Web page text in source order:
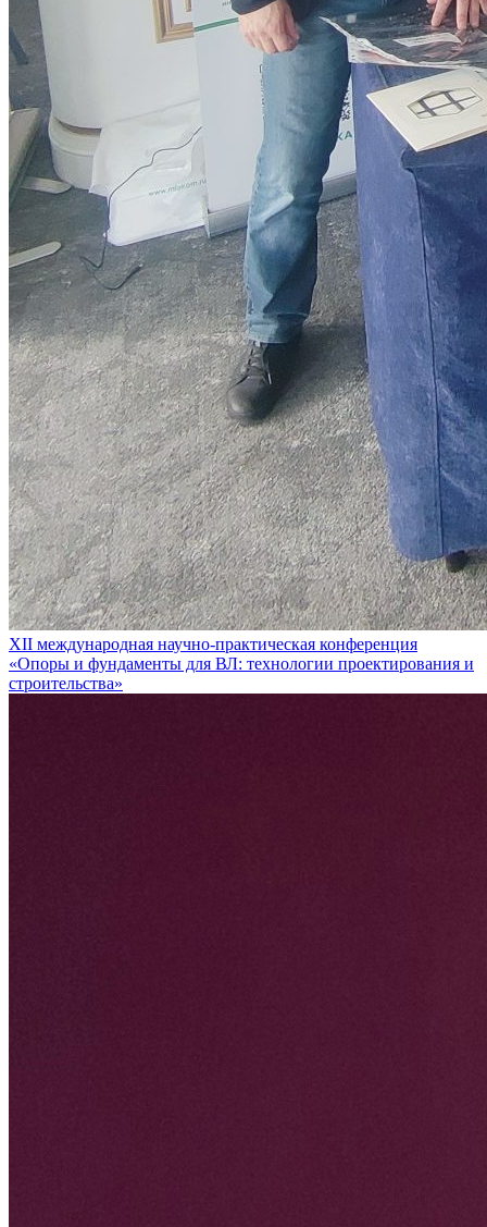
XII международная научно-практическая конференция
«Опоры и фундаменты для ВЛ: технологии проектирования и
строительства»